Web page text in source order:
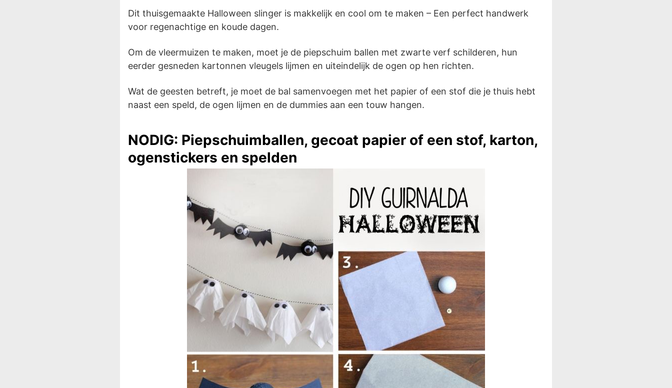
Dit thuisgemaakte Halloween slinger is makkelijk en cool om te maken – Een perfect handwerk
voor regenachtige en koude dagen.
Om de vleermuizen te maken, moet je de piepschuim ballen met zwarte verf schilderen, hun
eerder gesneden kartonnen vleugels lijmen en uiteindelijk de ogen op hen richten.
Wat de geesten betreft, je moet de bal samenvoegen met het papier of een stof die je thuis hebt
naast een speld, de ogen lijmen en de dummies aan een touw hangen.
NODIG: Piepschuimballen, gecoat papier of een stof, karton,
ogenstickers en spelden